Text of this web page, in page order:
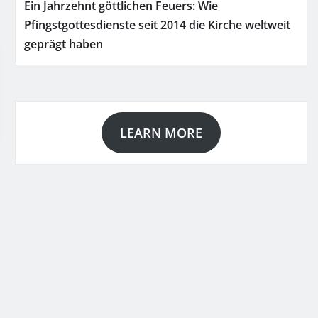
Ein Jahrzehnt göttlichen Feuers: Wie
Pfingstgottesdienste seit 2014 die Kirche weltweit
geprägt haben
LEARN MORE